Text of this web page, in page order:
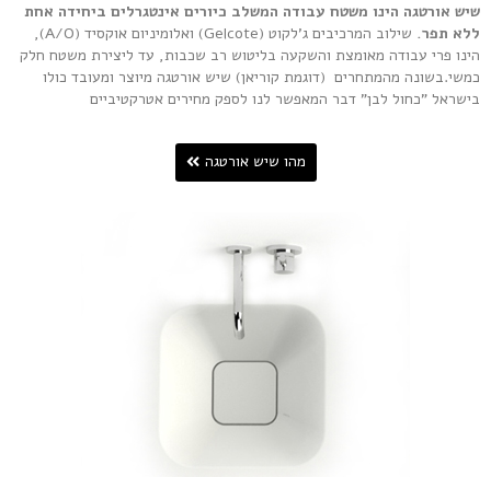
שיש אורטגה הינו משטח עבודה המשלב כיורים אינטגרלים ביחידה אחת
ללא תפר.
שילוב המרכיבים ג'לקוט (Gelcote) ואלומיניום אוקסיד (A/O),
הינו פרי עבודה מאומצת והשקעה בליטוש רב שכבות, עד ליצירת משטח חלק
כמשי.בשונה מהמתחרים (דוגמת קוריאן) שיש אורטגה מיוצר ומעובד כולו
בישראל "כחול לבן" דבר המאפשר לנו לספק מחירים אטרקטיביים
מהו שיש אורטגה